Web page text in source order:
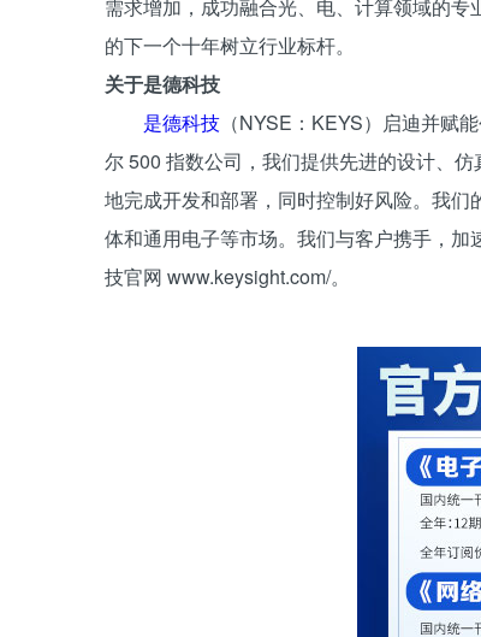
需求增加，成功融合光、电、计算领域的
的下一个十年树立行业标杆。
关于是德科技
是德科技 （NYSE：KEYS）启迪并赋
尔 500 指数公司，我们提供先进的设计、
地完成开发和部署，同时控制好风险。我
体和通用电子等市场。我们与客户携手，
技官网 www.keysight.com/。